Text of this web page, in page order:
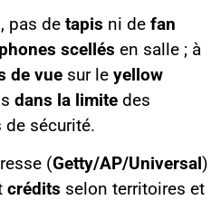
pas de tapis ni de fan
scellés en salle ; à
de vue sur le yellow
dans la limite des
sécurité.
(Getty/AP/Universal)
crédits selon territoires et